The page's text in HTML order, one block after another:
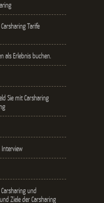
Tarife
als Erlebnis buchen.
Sie mit Carsharing
Interview
und
Ziele der Carsharing